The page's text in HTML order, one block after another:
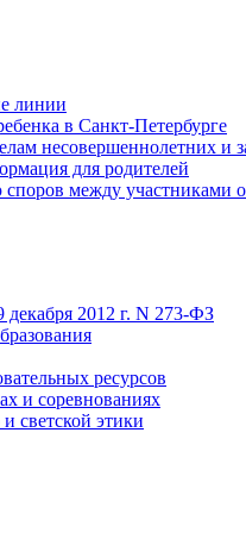
линии
в Санкт-Петербурге
несовершеннолетних и
для родителей
между участниками
декабря 2012 г. N 273-ФЗ
ресурсов
и соревнованиях
светской этики